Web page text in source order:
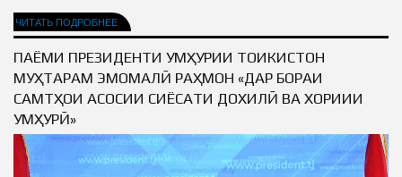
ЧИТАТЬ ПОДРОБНЕЕ
ПАЁМИ ПРЕЗИДЕНТИ ҶУМҲУРИИ ТОҶИКИСТОН
МУҲТАРАМ ЭМОМАЛӢ РАҲМОН «ДАР БОРАИ
САМТҲОИ АСОСИИ СИЁСАТИ ДОХИЛӢ ВА ХОРИҶИИ
ҶУМҲУРӢ»